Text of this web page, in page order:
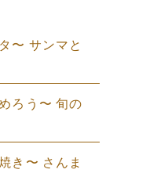
〜 サンマと
ろう〜 旬の
き〜 さんま